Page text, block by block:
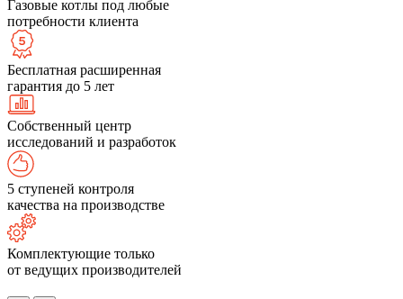
Газовые котлы под любые
потребности клиента
Бесплатная расширенная
гарантия до 5 лет
Собственный центр
исследований и разработок
5 ступеней контроля
качества на производстве
Комплектующие только
от ведущих производителей